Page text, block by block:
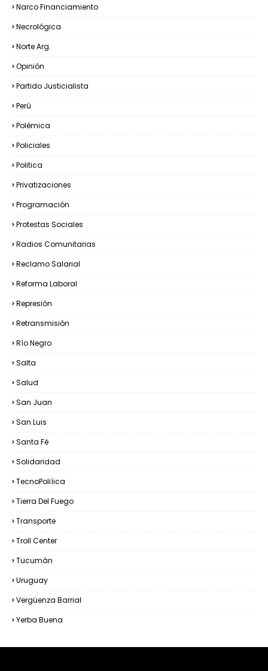
Narco Financiamiento
Necrológica
Norte Arg.
Opinión
Partido Justicialista
Perú
Polémica
Policiales
Politica
Privatizaciones
Programación
Protestas Sociales
Radios Comunitarias
Reclamo Salarial
Reforma Laboral
Represión
Retransmisión
Río Negro
Salta
Salud
San Juan
San Luis
Santa Fé
Solidaridad
TecnoPoliíica
Tierra Del Fuego
Transporte
Troll Center
Tucumán
Uruguay
Vergüenza Barrial
Yerba Buena